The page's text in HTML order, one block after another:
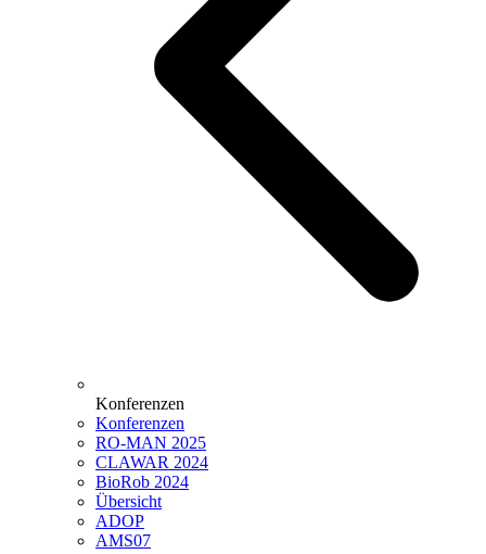
Konferenzen
Konferenzen
RO-MAN 2025
CLAWAR 2024
BioRob 2024
Übersicht
ADOP
AMS07